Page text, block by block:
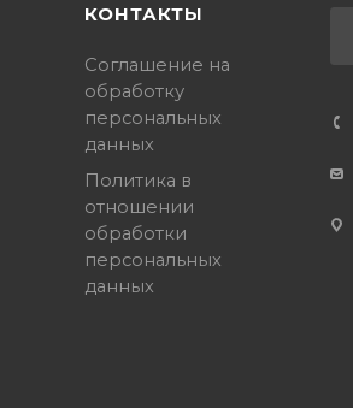
КОНТАКТЫ
Соглашение на
обработку
персональных
данных
Политика в
отношении
обработки
персональных
данных